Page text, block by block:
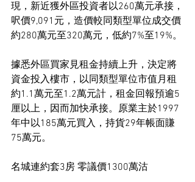
現，新近獲外區投資者以260萬元承接，
呎價9,091元，造價較同類型單位成交價
約280萬元至320萬元，低約7%至19%。
據悉外區買家見租金持續上升，決定將
資金投入樓市，以同類型單位市值月租
約1.1萬元至1.2萬元計，租金回報預逾5
厘以上，因而加快承接。原業主於1997
年中以185萬元買入，持貨29年帳面賺
75萬元。
名城連約套3房 零議價1300萬沽